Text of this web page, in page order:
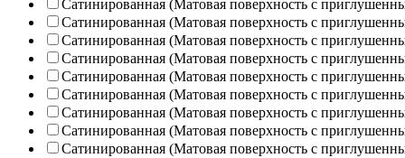
Сатинированная (Матовая поверхность с
Сатинированная (Матовая поверхность с
Сатинированная (Матовая поверхность с
Сатинированная (Матовая поверхность с
Сатинированная (Матовая поверхность с
Сатинированная (Матовая поверхность с
Сатинированная (Матовая поверхность с
Сатинированная (Матовая поверхность с
Сатинированная (Матовая поверхность с